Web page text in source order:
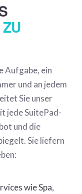
Aufgabe, ein
und an jedem
Sie unser
jede SuitePad-
und die
Sie liefern
wie Spa,